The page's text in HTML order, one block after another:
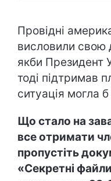
Провідні
висловили
якби Президент
тоді підтримав
ситуація могла
Що стало на
все отримати
пропустіть
«Секретні